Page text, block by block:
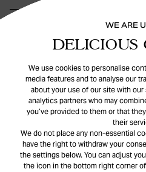
WE ARE
DELICIOUS
We use cookies to personalise
media features and to analyse our
about your use of our site with
analytics partners who may
you’ve provided to them or that
their
We do not place any non-essential
have the right to withdraw your
the settings below. You can adjust
the icon in the bottom right corner
HILFE
© Safira2026. All